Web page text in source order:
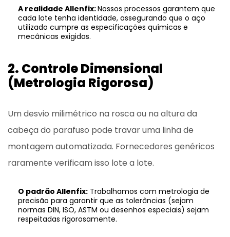
A realidade Allenfix:Nossos processos garantem que
cada lote tenha identidade, assegurando que o aço
utilizado cumpre as especificações químicas e
mecânicas exigidas.
2. Controle Dimensional
(Metrologia Rigorosa)
Um desvio milimétrico na rosca ou na altura da
cabeça do parafuso pode travar uma linha de
montagem automatizada. Fornecedores genéricos
raramente verificam isso lote a lote.
O padrão Allenfix: Trabalhamos com metrologia de
precisão para garantir que as tolerâncias (sejam
normas DIN, ISO, ASTM ou desenhos especiais) sejam
respeitadas rigorosamente.